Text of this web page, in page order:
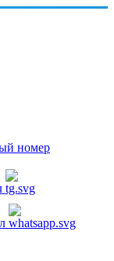
номер